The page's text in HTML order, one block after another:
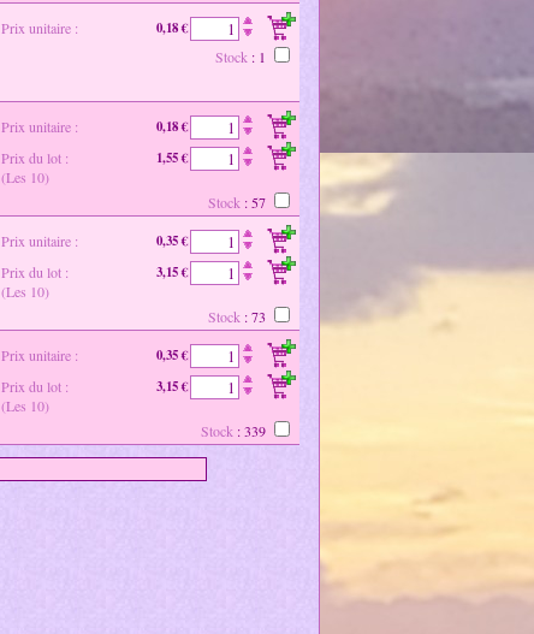
Prix unitaire :
0,18 €
Stock : 1
Prix unitaire :
0,18 €
Prix du lot :
(Les 10)
1,55 €
Stock : 57
Prix unitaire :
0,35 €
Prix du lot :
(Les 10)
3,15 €
Stock : 73
Prix unitaire :
0,35 €
Prix du lot :
(Les 10)
3,15 €
Stock : 339